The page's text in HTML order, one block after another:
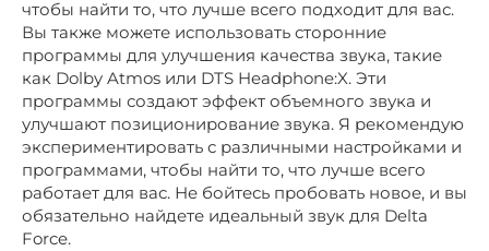
чтобы найти то, что лучше всего подходит для вас.
Вы также можете использовать сторонние
программы для улучшения качества звука, такие
как Dolby Atmos или DTS Headphone:X. Эти
программы создают эффект объемного звука и
улучшают позиционирование звука. Я рекомендую
экспериментировать с различными настройками и
программами, чтобы найти то, что лучше всего
работает для вас. Не бойтесь пробовать новое, и вы
обязательно найдете идеальный звук для Delta
Force.